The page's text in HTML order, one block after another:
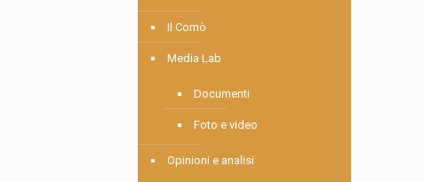
Il Comò
Media Lab
Documenti
Foto e video
Opinioni e analisi